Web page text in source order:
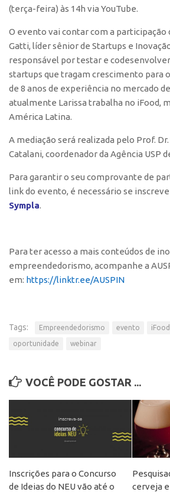
Programas
Bolsa Empreendedorismo
Bolsa Startup USP
Conexão USP
Conexão Inter-USP
Portal do Inventor
Pesquisa na USP
CEPIX
CPEs
PRPI/USP
InovaUSP
Eventos
Agenda AUSPIN
Fala Inovação
Premiações
(terça-feira) às 14h via YouTube.
O evento vai contar com a participação
Gatti, líder sênior de Startups e
responsável por testar e
startups que tragam crescimento para
de 8 anos de experiência no mercado
atualmente Larissa trabalha no iFood,
América Latina.
A mediação será realizada pelo Prof.
Catalani, coordenador da Agência USP
Para garantir o seu comprovante de
link do evento, é necessário se
Sympla.
Para ter acesso a mais conteúdos de
empreendedorismo, acompanhe a
em: https://linktr.ee/AUSPIN
Tags: Empreendedorismo evento iFood
oportunidade webinar
VOCÊ PODE GOSTAR ...
Inscrições para o Concurso
de Ideias do NEU vão até o
cerveja